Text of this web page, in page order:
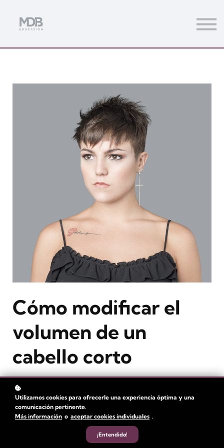
Únete a MDb Pro
Cómo modificar el
volumen de un
cabello corto
En esta formación te mostramos una forma de cambiar el
estilo a través de la modificación de los volúmenes, evitando
un cambio de longitud. La técnica de desconexión y la
combinación de las particiones te ayudarán a crear nuevas
propuestas y formas sin limitaciones en los cabellos más
Utilizamos cookies para ofrecerle una experiencia óptima y una
comunicación pertinente.
Más información o aceptar cookies individuales .
¡Entendido!